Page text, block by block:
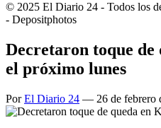
© 2025 El Diario 24 - Todos los
- Depositphotos
Decretaron toque de
el próximo lunes
PorEl Diario 24 — 26 de febrero